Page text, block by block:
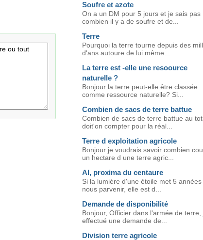
Soufre et azote
On a un DM pour 5 jours et je sais pas
combien il y a de soufre et de...
Terre
Pourquoi la terre tourne depuis des
d'ans autoure de lui même...
La terre est -elle une resoource
naturelle ?
Bonjour la terre peut-elle être classée
comme ressource naturelle? Si...
Combien de sacs de terre battue
Combien de sacs de terre battue au
doit'on compter pour la réal...
Terre d exploitation agricole
Bonjour je voudrais savoir combien
un hectare d une terre agric...
Al, proxima du centaure
Si la lumière d'une étoile met 5
nous parvenir, elle est d...
Demande de disponibilité
Bonjour, Officier dans l'armée de terre,
effectué une demande de...
Division terre agricole